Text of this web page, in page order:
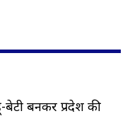
बेटी बनकर प्रदेश की